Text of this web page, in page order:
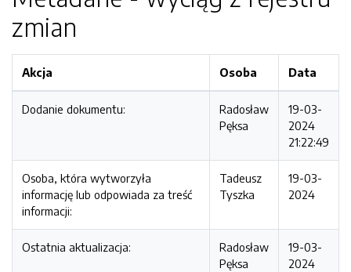
zmian
Akcja Osoba Data
Dodanie dokumentu:
Radosław
Pęksa
19-03-
2024
21:22:49
Osoba, która wytworzyła
informację lub odpowiada za treść
informacji:
Tadeusz
Tyszka
19-03-
2024
Ostatnia aktualizacja:
Radosław
Pęksa
19-03-
2024